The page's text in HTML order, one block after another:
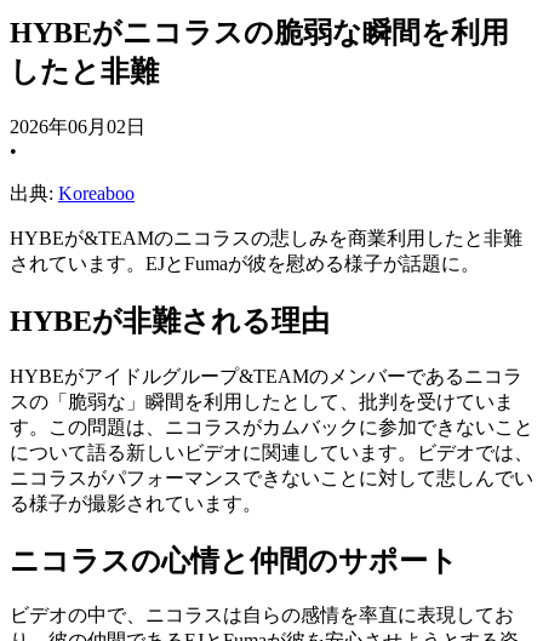
HYBEがニコラスの脆弱な瞬間を利用
したと非難
2026年06月02日
•
出典: Koreaboo
HYBEが&TEAMのニコラスの悲しみを商業利用したと非難
されています。EJとFumaが彼を慰める様子が話題に。
HYBEが非難される理由
HYBEがアイドルグループ&TEAMのメンバーであるニコラ
スの「脆弱な」瞬間を利用したとして、批判を受けていま
す。この問題は、ニコラスがカムバックに参加できないこと
について語る新しいビデオに関連しています。ビデオでは、
ニコラスがパフォーマンスできないことに対して悲しんでい
る様子が撮影されています。
ニコラスの心情と仲間のサポート
ビデオの中で、ニコラスは自らの感情を率直に表現してお